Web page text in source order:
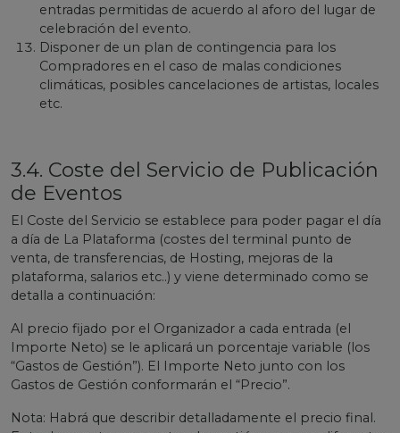
entradas permitidas de acuerdo al aforo del lugar de
celebración del evento.
Disponer de un plan de contingencia para los
Compradores en el caso de malas condiciones
climáticas, posibles cancelaciones de artistas, locales
etc.
3.4. Coste del Servicio de Publicación
de Eventos
El Coste del Servicio se establece para poder pagar el día
a día de La Plataforma (costes del terminal punto de
venta, de transferencias, de Hosting, mejoras de la
plataforma, salarios etc..) y viene determinado como se
detalla a continuación:
Al precio fijado por el Organizador a cada entrada (el
Importe Neto) se le aplicará un porcentaje variable (los
“Gastos de Gestión”). El Importe Neto junto con los
Gastos de Gestión conformarán el “Precio”.
Nota: Habrá que describir detalladamente el precio final.